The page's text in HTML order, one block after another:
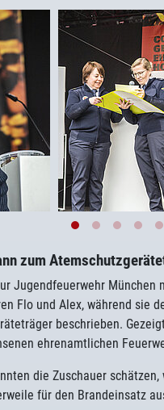
zum
Jugendfeuerwehr München
Flo und Alex, während sie
beschrieben.
ehrenamtlichen
die Zuschauer
für den Brandeinsatz